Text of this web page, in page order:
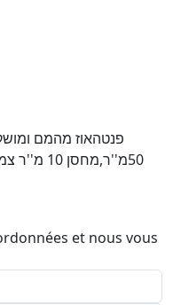
et nous vous